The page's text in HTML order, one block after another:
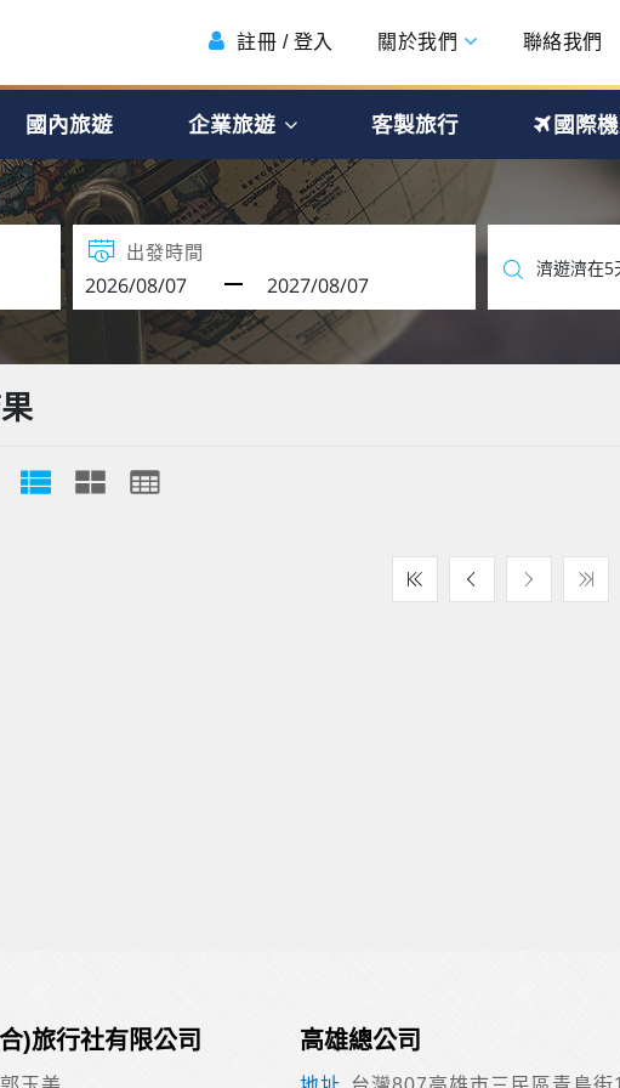
註冊 / 登入 關於我們 聯絡我們
國內旅遊 企業旅遊 客製旅行 國際
出發時間
)旅行社有限公司 高雄總公司